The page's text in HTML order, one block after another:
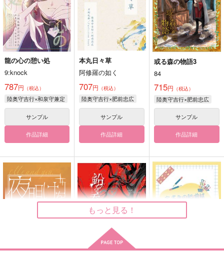
龍の心の憩い処
9:knock
787円 （税込）
陸奥守吉行×和泉守兼定
サンプル
作品詳細
本丸日々草
阿修羅の如く
707円 （税込）
陸奥守吉行×肥前忠広
サンプル
作品詳細
或る森の物語3
84
715円 （税込）
陸奥守吉行×肥前忠広
サンプル
作品詳細
もっと見る！